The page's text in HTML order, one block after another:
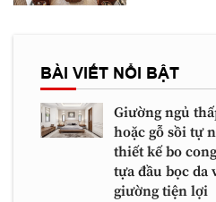
BÀI VIẾT NỔI BẬT
Giường ngủ
hoặc gỗ sồi tự
thiết kế bo
tựa đầu bọc da
giường tiện lợi